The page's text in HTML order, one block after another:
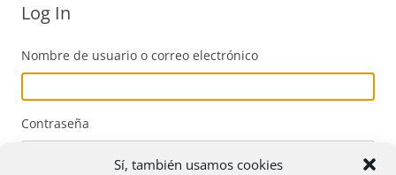
Sí, también usamos cookies
Log In
Nombre de usuario o correo electrónico
Contraseña